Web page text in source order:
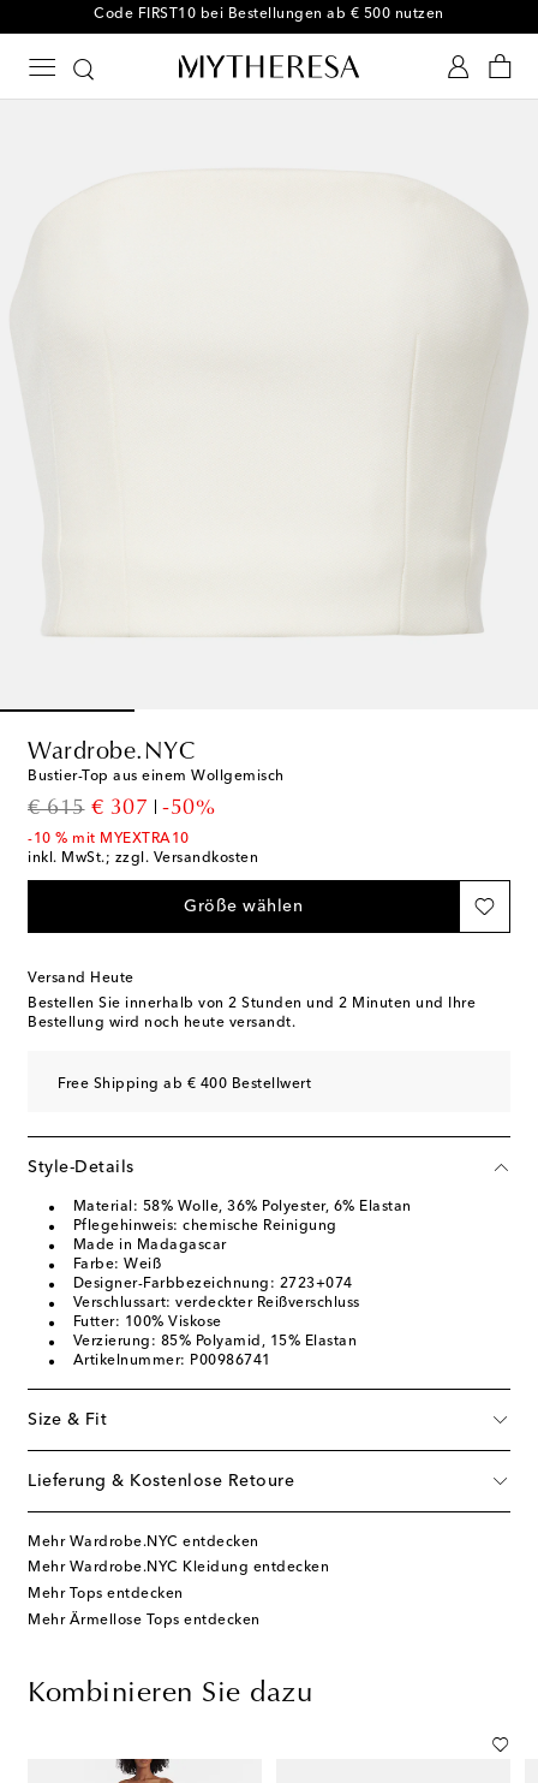
Code FIRST10 bei Bestellungen ab € 500 nutzen
Wardrobe.NYC
Bustier-Top aus einem Wollgemisch
€ 615
original price
€ 307
discount price
-50%
-10 % mit MYEXTRA10
inkl. MwSt.; zzgl. Versandkosten
Größe wählen
Versand Heute
Bestellen Sie innerhalb von 2 Stunden und 2 Minuten und Ihre
Bestellung wird noch heute versandt.
Free Shipping ab € 400 Bestellwert
Style-Details
Material: 58% Wolle, 36% Polyester, 6% Elastan
Pflegehinweis: chemische Reinigung
Made in Madagascar
Farbe: Weiß
Designer-Farbbezeichnung: 2723+074
Verschlussart: verdeckter Reißverschluss
Futter: 100% Viskose
Verzierung: 85% Polyamid, 15% Elastan
Artikelnummer: P00986741
Size & Fit
Lieferung & Kostenlose Retoure
Mehr Wardrobe.NYC entdecken
Mehr Wardrobe.NYC Kleidung entdecken
Mehr Tops entdecken
Mehr Ärmellose Tops entdecken
Kombinieren Sie dazu